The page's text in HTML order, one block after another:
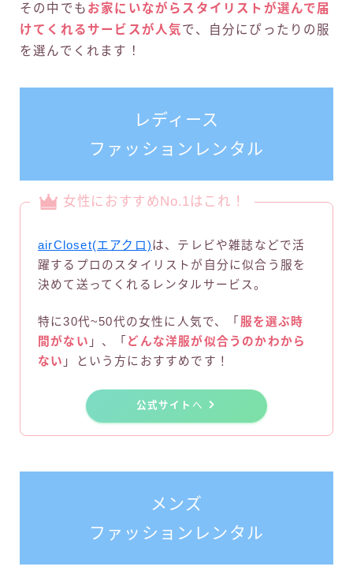
その中でも お家にいながらスタイリストが選んで届
けてくれるサービスが人気で、自分にぴったりの服
を選んでくれます！
レディース
ファッションレンタル
女性におすすめNo.1はこれ！
airCloset(エアクロ)は、テレビや雑誌などで活
躍するプロのスタイリストが自分に似合う服を
決めて送ってくれるレンタルサービス。
特に30代~50代の女性に人気で、「 服を選ぶ時
間がない 」、「 どんな洋服が似合うのかわから
ない 」という方におすすめです！
公式サイト へ
メンズ
ファッションレンタル